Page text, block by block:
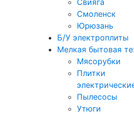
Свияга
Смоленск
Юрюзань
Б/У электроплиты
Мелкая бытовая
Мясорубки
Плитки
Пылесосы
Утюги